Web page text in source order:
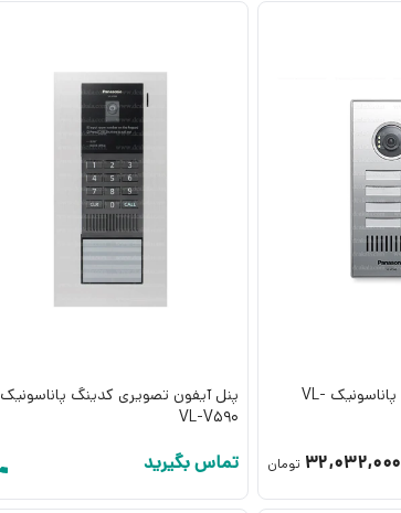
پنل آیفون تصویری پاناسونیک VL-
32,032,000 تومان
پنل آیفون تصویری کدینگ پاناسونیک
VL-V590
تماس بگیرید